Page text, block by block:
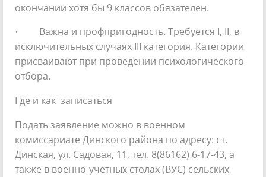
окончании хотя бы 9 классов обязателен.
· Важна и профпригодность. Требуется I, II, в
исключительных случаях III категория. Категории
присваивают при проведении психологического
отбора.
Где и как записаться
Подать заявление можно в военном
комиссариате Динского района по адресу: ст.
Динская, ул. Садовая, 11, тел. 8(86162) 6-17-43, а
также в военно-учетных столах (ВУС) сельских